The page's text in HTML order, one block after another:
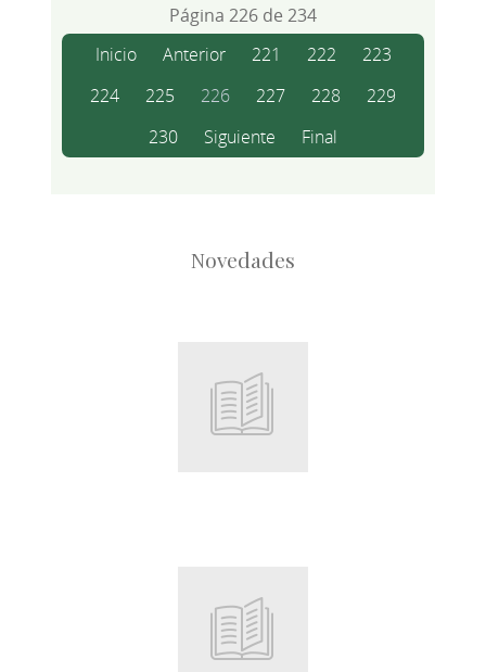
Página 226 de 234
Inicio
Anterior 221 222
223
224
225 226 227 228
229
230
Siguiente Final
Novedades
Root
Root